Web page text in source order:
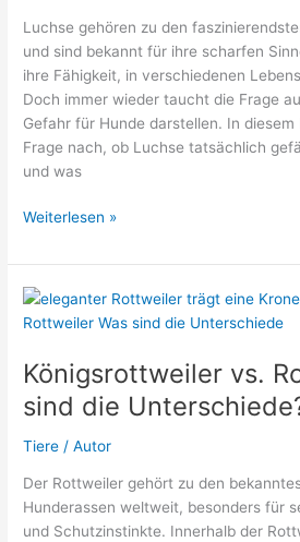
Luchse gehören zu den
und sind bekannt für ihre scharfen
ihre Fähigkeit, in verschiedenen
Doch immer wieder taucht die Frage
Gefahr für Hunde darstellen. In
Frage nach, ob Luchse tatsächlich
und was
Sind
gefährlich
für
Hunde?
Weiterlesen »
Königsrottweiler vs.
sind die
Tiere /Autor
Der Rottweiler gehört zu den
Hunderassen weltweit, besonders für
und Schutzinstinkte. Innerhalb der